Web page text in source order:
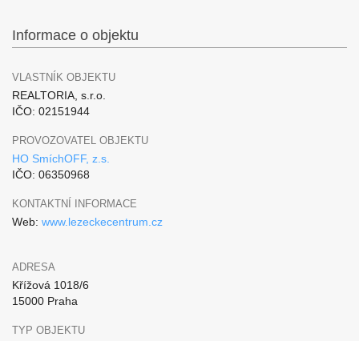
Informace o objektu
VLASTNÍK OBJEKTU
REALTORIA, s.r.o.
IČO: 02151944
PROVOZOVATEL OBJEKTU
HO SmíchOFF, z.s.
IČO: 06350968
KONTAKTNÍ INFORMACE
Web: www.lezeckecentrum.cz
ADRESA
Křížová 1018/6
15000 Praha
TYP OBJEKTU